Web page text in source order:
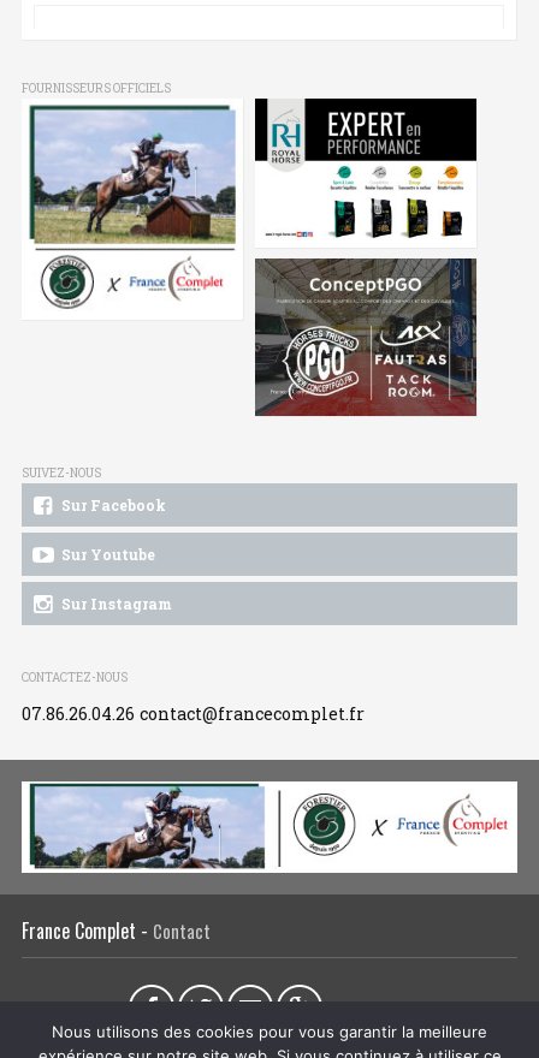
FOURNISSEURS OFFICIELS
SUIVEZ-NOUS
Sur Facebook
Sur Youtube
Sur Instagram
CONTACTEZ-NOUS
07.86.26.04.26 contact@francecomplet.fr
France Complet - Contact
Nous utilisons des cookies pour vous garantir la meilleure